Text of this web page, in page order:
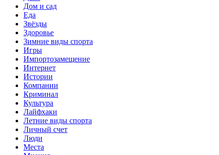
Дом и сад
Еда
Звёзды
Здоровье
Зимние виды спорта
Игры
Импортозамещение
Интернет
Истории
Компании
Криминал
Культура
Лайфхаки
Летние виды спорта
Личный счет
Люди
Места